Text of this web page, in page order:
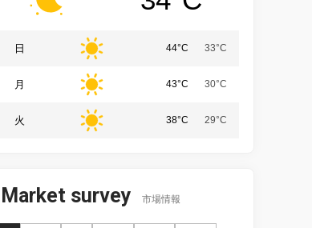
日 44°C 33°C
月 43°C 30°C
火 38°C 29°C
Market survey 市場情報